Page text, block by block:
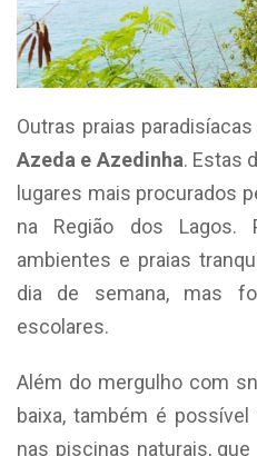
Outras praias
Azeda e Azedinha. Estas
lugares mais procurados
na Região dos
ambientes e praias
dia de semana, mas
escolares.
Além do mergulho com
baixa, também é
nas piscinas naturais,